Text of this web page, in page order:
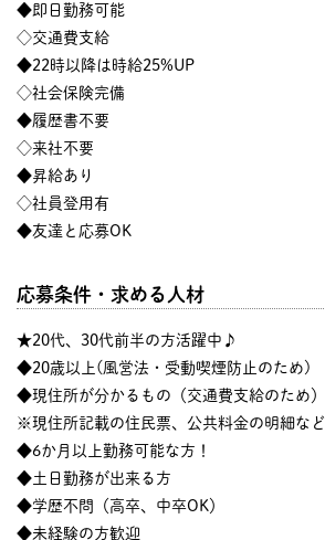
◆即日勤務可能
◇交通費支給
◆22時以降は時給25%UP
◇社会保険完備
◆履歴書不要
◇来社不要
◆昇給あり
◇社員登用有
◆友達と応募OK
応募条件・求める人材
★20代、30代前半の方活躍中♪
◆20歳以上(風営法・受動喫煙防止のため)
◆現住所が分かるもの（交通費支給のため）
※現住所記載の住民票、公共料金の明細など
◆6か月以上勤務可能な方！
◆土日勤務が出来る方
◆学歴不問（高卒、中卒OK）
◆未経験の方歓迎